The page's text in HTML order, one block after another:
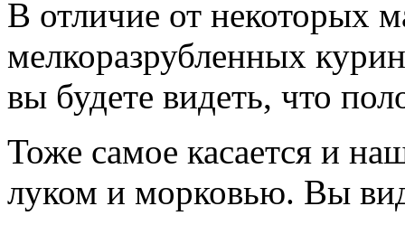
В отличие от некоторых
мелкоразрубленных
вы будете видеть, что
Тоже самое касается и
луком и морковью. Вы